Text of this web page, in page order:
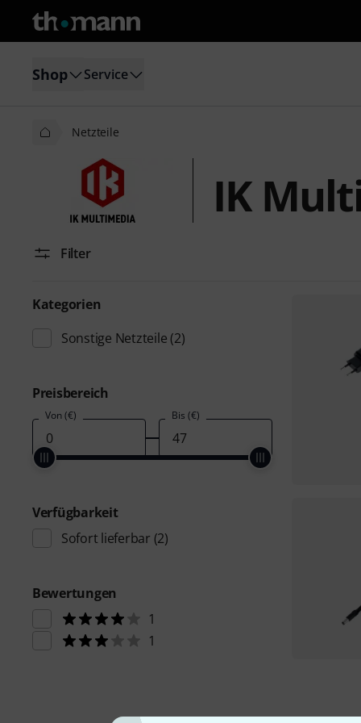
Shop Service
Netzteile
IK
Filter
Kategorien
Sonstige Netzteile (2)
Preisbereich
Von (€) Bis (€)
Verfügbarkeit
Sofort lieferbar (2)
Bewertungen
1
1